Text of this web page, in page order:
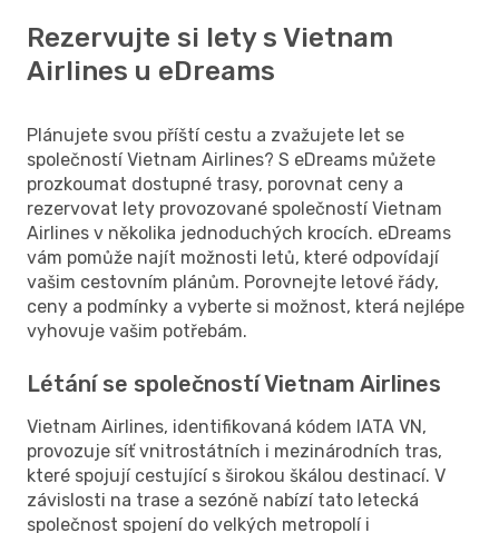
Rezervujte si lety s Vietnam
Airlines u eDreams
Plánujete svou příští cestu a zvažujete let se
společností Vietnam Airlines? S eDreams můžete
prozkoumat dostupné trasy, porovnat ceny a
rezervovat lety provozované společností Vietnam
Airlines v několika jednoduchých krocích. eDreams
vám pomůže najít možnosti letů, které odpovídají
vašim cestovním plánům. Porovnejte letové řády,
ceny a podmínky a vyberte si možnost, která nejlépe
vyhovuje vašim potřebám.
Létání se společností Vietnam Airlines
Vietnam Airlines, identifikovaná kódem IATA VN,
provozuje síť vnitrostátních i mezinárodních tras,
které spojují cestující s širokou škálou destinací. V
závislosti na trase a sezóně nabízí tato letecká
společnost spojení do velkých metropolí i